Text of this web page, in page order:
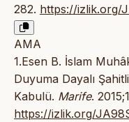
282. https://izlik.org/
AMA
1.Esen B. İslam
Duyuma Dayalı
Kabulü. Marife.
https://izlik.org/